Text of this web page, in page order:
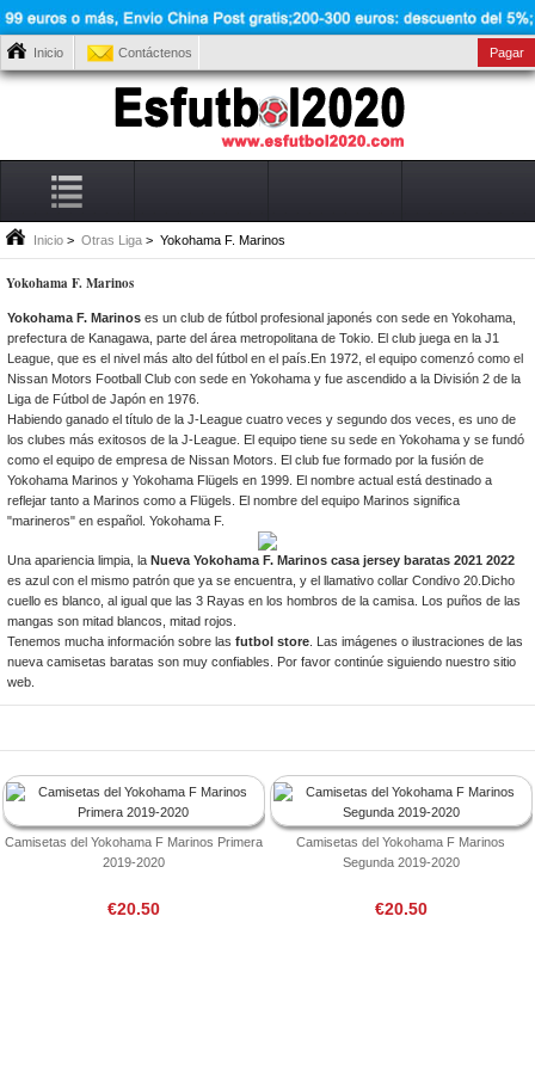
Inicio Contáctenos Pagar
Inicio > Otras Liga > Yokohama F. Marinos
Yokohama F. Marinos
Yokohama F. Marinoses un club de fútbol profesional japonés con sede en Yokohama,
prefectura de Kanagawa, parte del área metropolitana de Tokio. El club juega en la J1
League, que es el nivel más alto del fútbol en el país.En 1972, el equipo comenzó como el
Nissan Motors Football Club con sede en Yokohama y fue ascendido a la División 2 de la
Liga de Fútbol de Japón en 1976.
Habiendo ganado el título de la J-League cuatro veces y segundo dos veces, es uno de
los clubes más exitosos de la J-League. El equipo tiene su sede en Yokohama y se fundó
como el equipo de empresa de Nissan Motors. El club fue formado por la fusión de
Yokohama Marinos y Yokohama Flügels en 1999. El nombre actual está destinado a
reflejar tanto a Marinos como a Flügels. El nombre del equipo Marinos significa
"marineros" en español. Yokohama F.
Una apariencia limpia, la Nueva Yokohama F. Marinos casa jersey baratas 2021 2022
es azul con el mismo patrón que ya se encuentra, y el llamativo collar Condivo 20.Dicho
cuello es blanco, al igual que las 3 Rayas en los hombros de la camisa. Los puños de las
mangas son mitad blancos, mitad rojos.
Tenemos mucha información sobre las futbol store. Las imágenes o ilustraciones de las
nueva camisetas baratas son muy confiables. Por favor continúe siguiendo nuestro sitio
web.
Camisetas del Yokohama F Marinos Primera
2019-2020
€20.50
Camisetas del Yokohama F Marinos
Segunda 2019-2020
€20.50